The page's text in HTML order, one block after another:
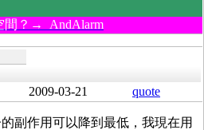
間？→ AndAlarm
2009-03-21 quote
副作用可以降到最低，我現在用